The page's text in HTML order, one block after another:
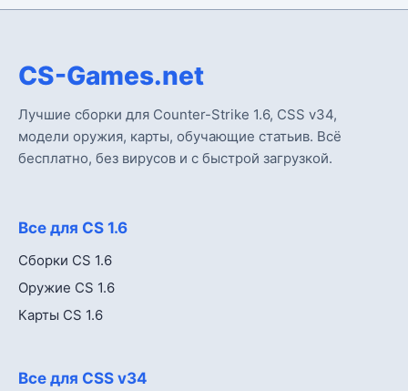
CS-Games.net
Лучшие сборки для Counter-Strike 1.6, CSS v34,
модели оружия, карты, обучающие статьив. Всё
бесплатно, без вирусов и с быстрой загрузкой.
Все для CS 1.6
Сборки CS 1.6
Оружие CS 1.6
Карты CS 1.6
Все для CSS v34